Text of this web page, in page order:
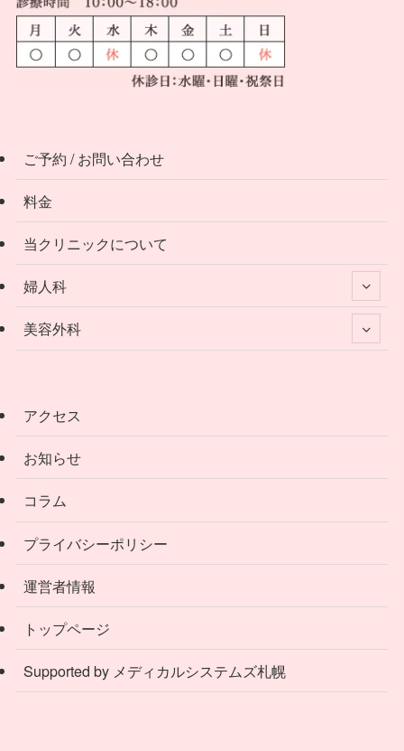
ご予約 / お問い合わせ
料金
当クリニックについて
婦人科
美容外科
アクセス
お知らせ
コラム
プライバシーポリシー
運営者情報
トップページ
Supported by メディカルシステムズ札幌